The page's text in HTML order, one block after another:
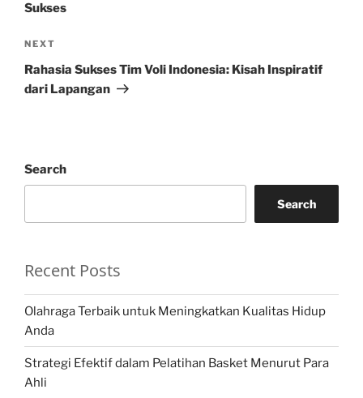
Sukses
Next
Post
NEXT
Rahasia Sukses Tim Voli Indonesia: Kisah Inspiratif
dari Lapangan
Search
Search
Recent Posts
Olahraga Terbaik untuk Meningkatkan Kualitas Hidup
Anda
Strategi Efektif dalam Pelatihan Basket Menurut Para
Ahli